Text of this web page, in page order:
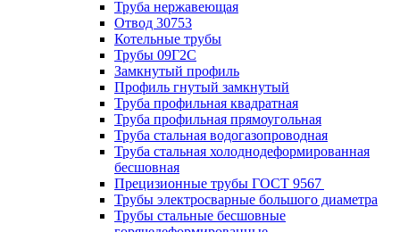
Труба нержавеющая
Отвод 30753
Котельные трубы
Трубы 09Г2С
Замкнутый профиль
Профиль гнутый замкнутый
Труба профильная квадратная
Труба профильная прямоугольная
Труба стальная водогазопроводная
Труба стальная холоднодеформированная
бесшовная
Прецизионные трубы ГОСТ 9567
Трубы электросварные большого диаметра
Трубы стальные бесшовные